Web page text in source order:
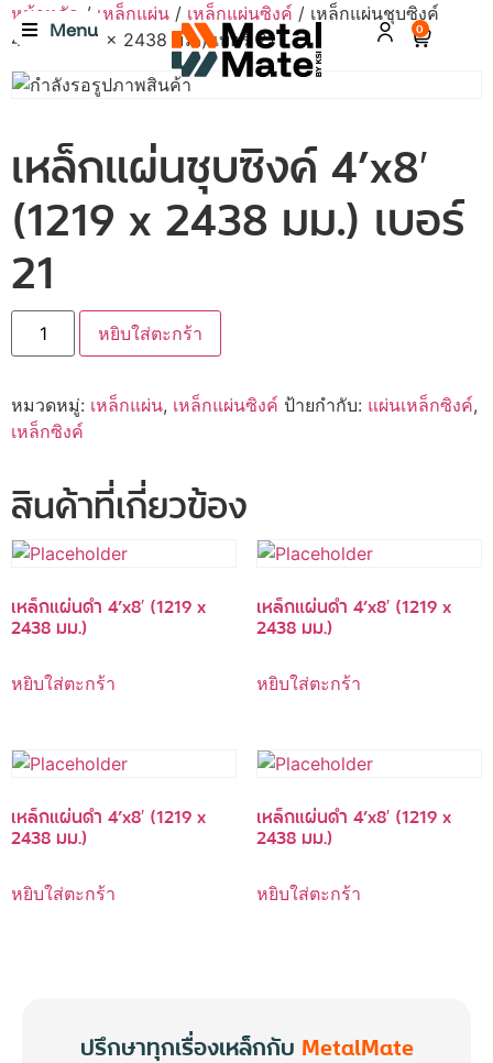
Menu 0
หน้าหลัก / เหล็กแผ่น / เหล็กแผ่นซิงค์ / เหล็กแผ่นชุบซิงค์
4’x8′ (1219 x 2438 มม.) เบอร์ 21
เหล็กแผ่นชุบซิงค์ 4’x8′
(1219 x 2438 มม.) เบอร์
21
หยิบใส่ตะกร้า
หมวดหมู่: เหล็กแผ่น, เหล็กแผ่นซิงค์ ป้ายกำกับ: แผ่นเหล็กซิงค์,
เหล็กซิงค์
สินค้าที่เกี่ยวข้อง
เหล็กแผ่นดำ 4’x8′ (1219 x
2438 มม.)
หยิบใส่ตะกร้า
เหล็กแผ่นดำ 4’x8′ (1219 x
2438 มม.)
หยิบใส่ตะกร้า
เหล็กแผ่นดำ 4’x8′ (1219 x
2438 มม.)
หยิบใส่ตะกร้า
เหล็กแผ่นดำ 4’x8′ (1219 x
2438 มม.)
หยิบใส่ตะกร้า
ปรึกษาทุกเรื่องเหล็กกับ MetalMate